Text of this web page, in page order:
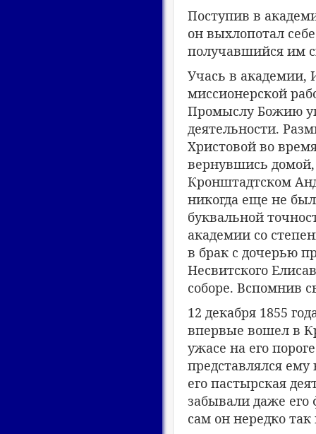
Поступив в
он выхлопотал
получавшийся им
Учась в академии,
миссионерской
Промыслу Божию
деятельности.
Христовой во
вернувшись
Кронштадтском
никогда еще не
буквальной
академии со
в брак с дочерью
Несвитского
соборе. Вспомнив
12 декабря 1855
впервые вошел в
ужасе на его
представлялся
его пастырская
забывали даже
сам он нередко